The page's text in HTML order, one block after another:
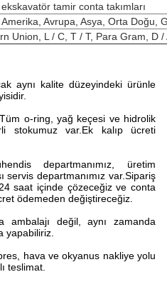
tamir conta takımları
Amerika, Avrupa, Asya, Orta Doğu,
Union, L / C, T / T, Para Gram, D /
aynı kalite düzeyindeki ürünle
o-ring, yağ keçesi ve hidrolik
stokumuz var.Ek kalıp ücreti
departmanımız, üretim
servis departmanımız var.Sipariş
saat içinde çözeceğiz ve conta
ödemeden değiştireceğiz.
ambalajı değil, aynı zamanda
yapabiliriz.
hava ve okyanus nakliye yolu
teslimat.